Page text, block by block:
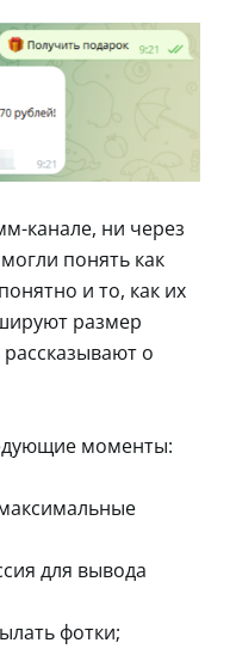
канале, ни через
понять как
и то, как их
размер
о
моменты:
для вывода
фотки;